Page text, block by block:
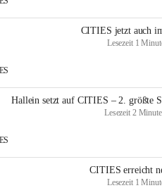
CITIES jetzt auch
Lesezeit 1
Hallein setzt auf CITIES – 2. größte
Lesezeit 2
CITIES erreicht
Lesezeit 1